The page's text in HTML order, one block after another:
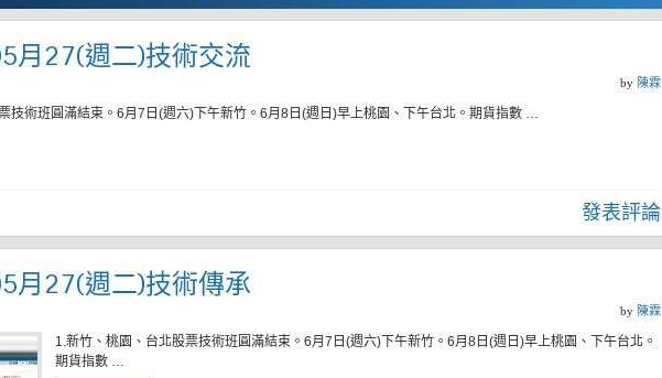
月27(週二)技術交流
by 陳霖
技術班圓滿結束。6月7日(週六)下午新竹。6月8日(週日)早上桃園、下午台北。期貨指數 …
發表評論
月27(週二)技術傳承
by 陳霖
1.新竹、桃園、台北股票技術班圓滿結束。6月7日(週六)下午新竹。6月8日(週日)早上桃園、下午台北。
期貨指數 …